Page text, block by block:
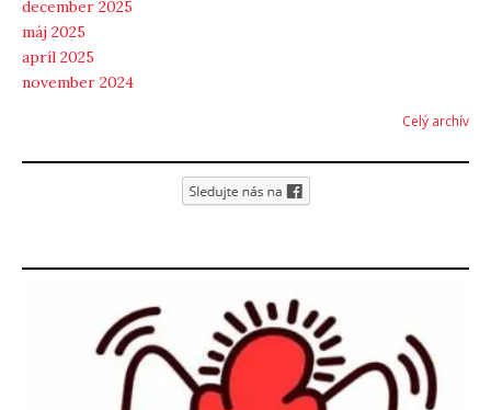
december 2025
máj 2025
apríl 2025
november 2024
Celý archív